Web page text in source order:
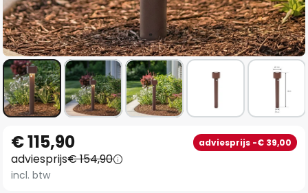
naar
het
begin
€ 115,90 adviesprijs -€ 39,00
adviesprijs€ 154,90
incl. btw